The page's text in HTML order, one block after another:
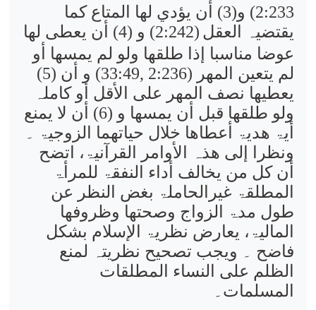
2:233) و(3) أن یؤدي لھا المتاع کما
یقتضیہ العقل
(2:242) و (4) أن یعطی لھا
عوضا مناسبا إذا طلقھا ولو لم یمسھا أو
لم یتعین المھر (2:236 ,33:49) و أن (5)
یعطیھا نصف المھر علی الأقل أو کاملہ
ولو طلقھا قبل أن یمسھا و (6) أن لا یمنع
أیۃ ھدیۃ أعطاھا خلال حیاتھما الزوجیۃ ۔
ونظرا إلی ھذہ الأوامر القرآنیۃ، اتضح
أن کل من یخالف أداء النفقۃ للمرأۃ
المطلقۃ غیرالحاملۃ بغض النظر عن
طول مدۃ الزواج وصحتھا وظروفھا
المالیۃ، یعارض نظریۃ الإسلام بشکل
فاضح ۔ ویجب تصحیح نظریتہ لمنع
الظلم علی النساء المطلقات
المسلمات۔